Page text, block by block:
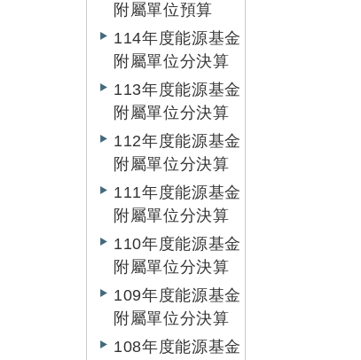
附屬單位預算
114年度能源基金
附屬單位分決算
113年度能源基金
附屬單位分決算
112年度能源基金
附屬單位分決算
111年度能源基金
附屬單位分決算
110年度能源基金
附屬單位分決算
109年度能源基金
附屬單位分決算
108年度能源基金